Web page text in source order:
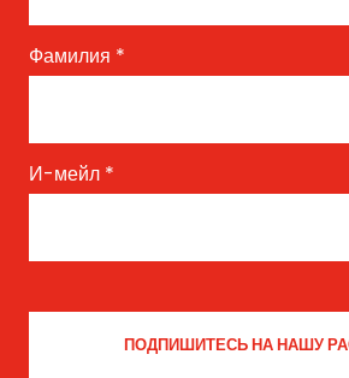
Фамилия *
И-мейл *